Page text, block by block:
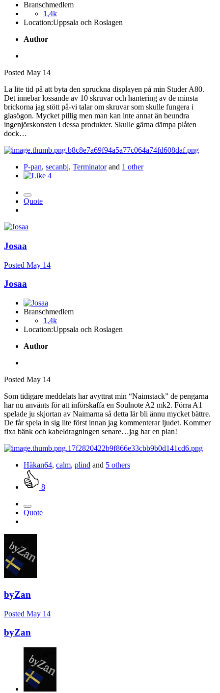
Branschmedlem
1,4k
Location:Uppsala och Roslagen
Author
Posted May 14
La lite tid på att byta den spruckna displayen på min Studer A80.
Det innebar lossande av 10 skruvar och hantering av de minsta
brickorna jag stött på-vi talar om skruvar som skulle fungera i
glasögon. Mycket pillig men man kan inte annat än beundra
ingenjörskonsten i dessa produkter. Skulle gärna dämpa plåten
dock…
P-pan, secanbj, Terminatorand 1 other
4
Quote
Josaa
Posted May 14
Josaa
Branschmedlem
1,4k
Location:Uppsala och Roslagen
Author
Posted May 14
Som tidigare meddelats har avyttrat min “Naimstack” de pengarna
har nu använts för att införskaffa en Soulnote A2 mk2. Förra A1
spelade ju skjortan av Naimarna så detta lär bli ännu mycket bättre.
De får spela in sig lite först innan jag kommenterar ljudet. Kommer
fixa bänk och kabeldragningen senare…jag har en plan!
Håkan64, calm, plind and 5 others
8
Quote
byZan
Posted May 14
byZan